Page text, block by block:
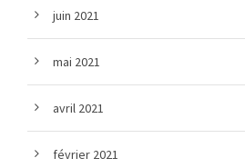
juin 2021
mai 2021
avril 2021
février 2021